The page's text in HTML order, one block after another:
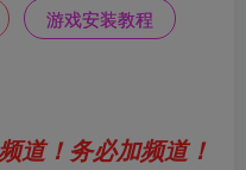
游戏安装教程
道！务必加频道！